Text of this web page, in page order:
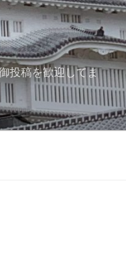
投稿を歓迎してま